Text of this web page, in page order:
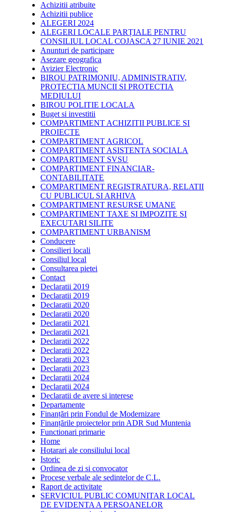
Achizitii atribuite
Achizitii publice
ALEGERI 2024
ALEGERI LOCALE PARȚIALE PENTRU
CONSILIUL LOCAL COJASCA 27 IUNIE 2021
Anunturi de participare
Asezare geografica
Avizier Electronic
BIROU PATRIMONIU, ADMINISTRATIV,
PROTECTIA MUNCII SI PROTECTIA
MEDIULUI
BIROU POLITIE LOCALA
Buget si investitii
COMPARTIMENT ACHIZITII PUBLICE SI
PROIECTE
COMPARTIMENT AGRICOL
COMPARTIMENT ASISTENTA SOCIALA
COMPARTIMENT SVSU
COMPARTIMENT FINANCIAR-
CONTABILITATE
COMPARTIMENT REGISTRATURA, RELATII
CU PUBLICUL SI ARHIVA
COMPARTIMENT RESURSE UMANE
COMPARTIMENT TAXE SI IMPOZITE SI
EXECUTARI SILITE
COMPARTIMENT URBANISM
Conducere
Consilieri locali
Consiliul local
Consultarea pietei
Contact
Declaratii 2019
Declaratii 2019
Declaratii 2020
Declaratii 2020
Declaratii 2021
Declaratii 2021
Declaratii 2022
Declaratii 2022
Declaratii 2023
Declaratii 2023
Declaratii 2024
Declaratii 2024
Declaratii de avere si interese
Departamente
Finanțări prin Fondul de Modernizare
Finanțările proiectelor prin ADR Sud Muntenia
Functionari primarie
Home
Hotarari ale consiliului local
Istoric
Ordinea de zi si convocator
Procese verbale ale sedintelor de C.L.
Raport de activitate
SERVICIUL PUBLIC COMUNITAR LOCAL
DE EVIDENTA A PERSOANELOR